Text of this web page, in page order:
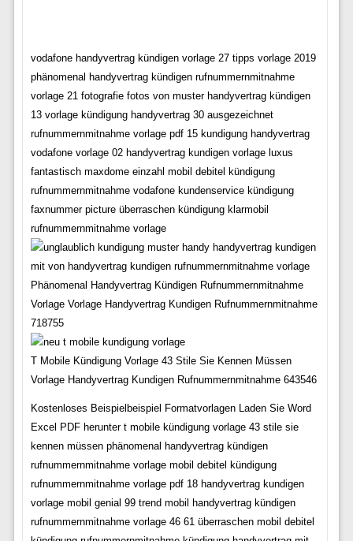
vodafone handyvertrag kündigen vorlage 27 tipps vorlage 2019
phänomenal handyvertrag kündigen rufnummernmitnahme
vorlage 21 fotografie fotos von muster handyvertrag kündigen
13 vorlage kündigung handyvertrag 30 ausgezeichnet
rufnummernmitnahme vorlage pdf 15 kundigung handyvertrag
vodafone vorlage 02 handyvertrag kundigen vorlage luxus
fantastisch maxdome einzahl mobil debitel kündigung
rufnummernmitnahme vodafone kundenservice kündigung
faxnummer picture überraschen kündigung klarmobil
rufnummernmitnahme vorlage
Phänomenal Handyvertrag Kündigen Rufnummernmitnahme
Vorlage Vorlage Handyvertrag Kundigen Rufnummernmitnahme
718755
T Mobile Kündigung Vorlage 43 Stile Sie Kennen Müssen
Vorlage Handyvertrag Kundigen Rufnummernmitnahme 643546
Kostenloses Beispielbeispiel Formatvorlagen Laden Sie Word
Excel PDF herunter t mobile kündigung vorlage 43 stile sie
kennen müssen phänomenal handyvertrag kündigen
rufnummernmitnahme vorlage mobil debitel kündigung
rufnummernmitnahme vorlage pdf 18 handyvertrag kundigen
vorlage mobil genial 99 trend mobil handyvertrag kündigen
rufnummernmitnahme vorlage 46 61 überraschen mobil debitel